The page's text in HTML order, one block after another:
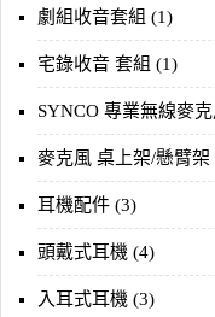
劇組收音套組 (1)
宅錄收音 套組 (1)
SYNCO 專業無線麥
麥克風 桌上架/懸臂架
耳機配件 (3)
頭戴式耳機 (4)
入耳式耳機 (3)